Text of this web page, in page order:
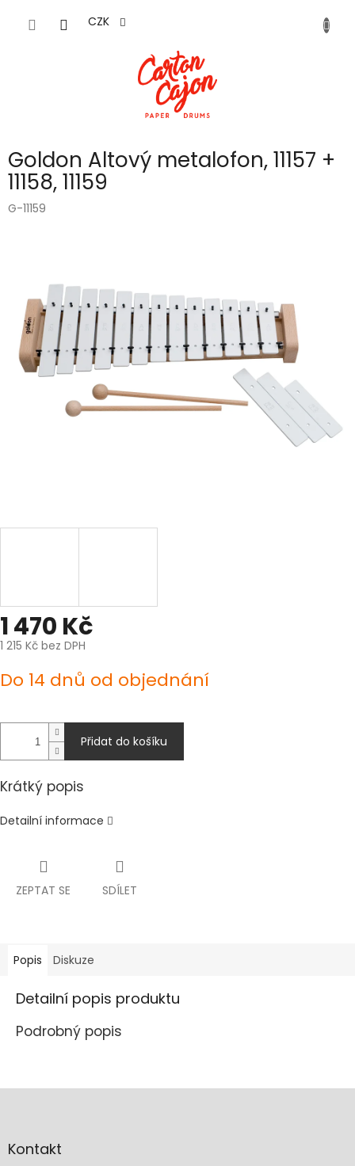
CZK
Goldon Altový metalofon, 11157 +
11158, 11159
G-11159
1 470 Kč
1 215 Kč bez DPH
cena:
Do 14 dnů od objednání
Přidat do košíku
Krátký popis
Detailní informace
ZEPTAT SE SDÍLET
Popis Diskuze
Detailní popis produktu
Podrobný popis
aKontakt